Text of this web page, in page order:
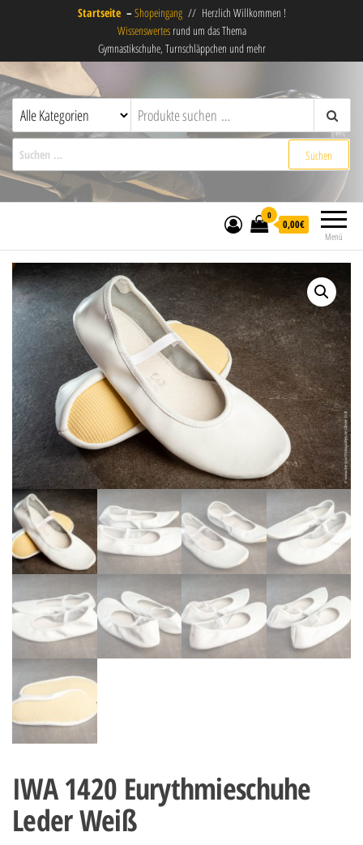
Startseite–Shopeingang// Herzlich Willkommen !
Wissenswertesrund um das Thema
Gymnastikschuhe, Turnschläppchen und mehr
derSchläppchenladen Gymnastikschuhe, Turnschläppchen,
Ballettschuhe und mehr !
Suchen nach:
Menü
0
0,00€
IWA 1420 Eurythmieschuhe
Leder Weiß